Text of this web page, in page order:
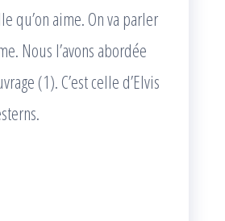
qu’on aime. On va parler
Nous l’avons abordée
(1). C’est celle d’Elvis